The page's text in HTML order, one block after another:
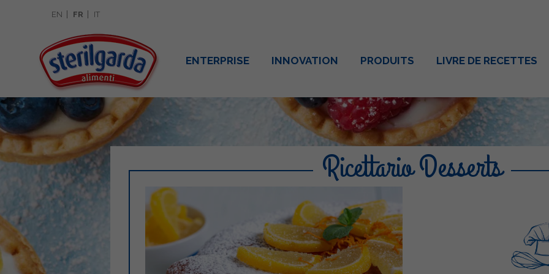
EN FR IT
ENTERPRISE INNOVATION PRODUITS LIVRE DE RECETTES
Ricettario Desserts